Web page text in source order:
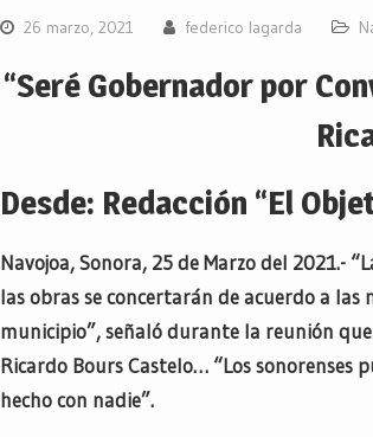
26 marzo, 2021 federico lagarda
“Seré Gobernador por
Desde: Redacción “El
Navojoa, Sonora, 25 de Marzo del 2021.-
las obras se concertarán de acuerdo a
municipio”, señaló durante la reunión
Ricardo Bours Castelo… “Los sonorenses
hecho con nadie”.